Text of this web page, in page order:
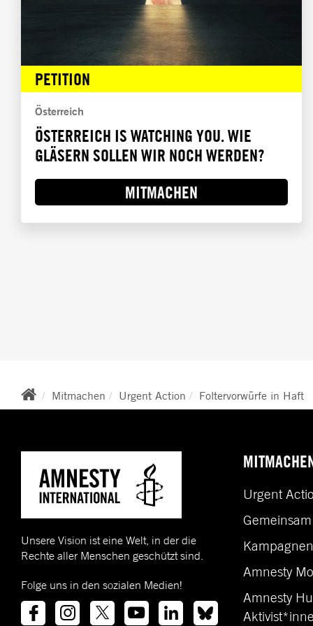
PETITION
Österreich
ÖSTERREICH IS WATCHING YOU. WIE
GLÄSERN SOLLEN WIR NOCH WERDEN?
MITMACHEN
BREADCRUMB
Mitmachen Urgent Action Foltervorwürfe in Haft
Unsere Vision ist eine Welt, in der die
Rechte aller Menschen geschützt sind.
Folge uns in den sozialen Medien!
Urgent
Amnesty
Amnesty